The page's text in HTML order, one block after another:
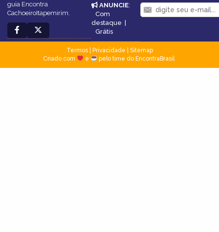
guia Encontra
CachoeiroItapemirim.
ANUNCIE:
Com
destaque
Grátis
Termos| Privacidade
Sitemap
Criado com
e pelo time do EncontraBrasil